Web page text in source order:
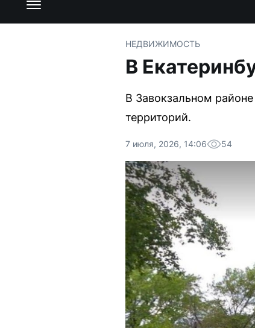
НЕДВИЖИМОСТЬ
В
В Завокзальном
территорий.
7 июля, 2026, 14:06 54